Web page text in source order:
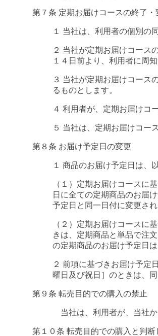
第７条 定期お届けコースの終了・
１ 当社は、利用者の個別の
２ 当社が定期お届けコース
１４日前より、利用者に周
３ 当社が定期お届けコース
るものとします。
４ 利用者が、定期お届けコ
５ 当社は、定期お届けコー
第８条 お届け予定日の変更
１ 商品のお届け予定日は、
（１）定期お届けコースに
日に全ての定期商品のお届
予定日と同一日付に変更され
（２）定期お届けコースに
きは、定期商品と単品で注
の定期商品のお届け予定日
２ 前項に基づきお届け予定
曜日及び祝日］のときは、
第９条 転売目的での購入の禁止
当社は、利用者が、当社か
第１０条 転売目的での購入と判断